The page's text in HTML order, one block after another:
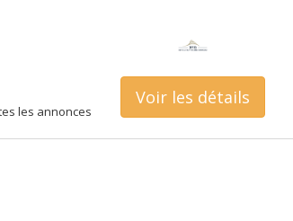
les annonces
Voir les détails